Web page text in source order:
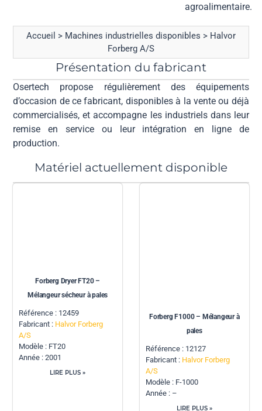
agroalimentaire.
Accueil > Machines industrielles disponibles > Halvor
Forberg A/S
Présentation du fabricant
Osertech propose régulièrement des équipements
d’occasion de ce fabricant, disponibles à la vente ou déjà
commercialisés, et accompagne les industriels dans leur
remise en service ou leur intégration en ligne de
production.
Matériel actuellement disponible
Forberg Dryer FT20 –
Mélangeur sécheur à pales
Référence : 12459
Fabricant : Halvor Forberg
A/S
Modèle : FT20
Année : 2001
LIRE PLUS »
Forberg F1000 – Mélangeur à
pales
Référence : 12127
Fabricant : Halvor Forberg
A/S
Modèle : F-1000
Année : –
LIRE PLUS »